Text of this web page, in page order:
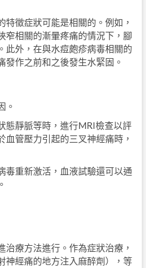
徵症狀可能是相關的。例如，
窄相關的漸暈疼痛的情況下，腳
此外，在與水痘皰疹病毒相關的
發作之前和之後發生水緊固。
。
態靜脈等時，進行MRI檢查以評
管壓力引起的三叉神經痛時，
毒重新激活，血液試驗還可以通
療方法進行。作為症狀治療，
神經痛的地方注入麻醉劑），等